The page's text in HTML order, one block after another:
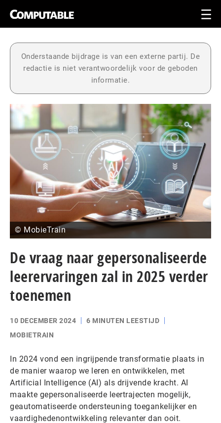
Onderstaande bijdrage is van een externe partij. De
redactie is niet verantwoordelijk voor de geboden
informatie.
© MobieTrain
De vraag naar gepersonaliseerde
leerervaringen zal in 2025 verder
toenemen
10 DECEMBER 2024
6 MINUTEN LEESTIJD
MOBIETRAIN
In 2024 vond een ingrijpende transformatie plaats in
de manier waarop we leren en ontwikkelen, met
Artificial Intelligence (AI) als drijvende kracht. AI
maakte gepersonaliseerde leertrajecten mogelijk,
geautomatiseerde ondersteuning toegankelijker en
vaardighedenontwikkeling relevanter dan ooit.